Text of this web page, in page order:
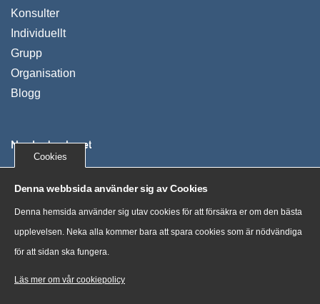
Konsulter
Individuellt
Grupp
Organisation
Blogg
Nya Ledarskapet
kunder växer, uppnår mer och mår bra genom tydliga
processer och nya sätt att tänka.
“Training costs money. But then so does ignorance.” Sir
Claus Moser, scientist
Cookies
Denna webbsida använder sig av Cookies
Denna hemsida använder sig utav cookies för att försäkra er om den bästa
upplevelsen. Neka alla kommer bara att spara cookies som är nödvändiga
för att sidan ska fungera.
Läs mer om vår cookiepolicy